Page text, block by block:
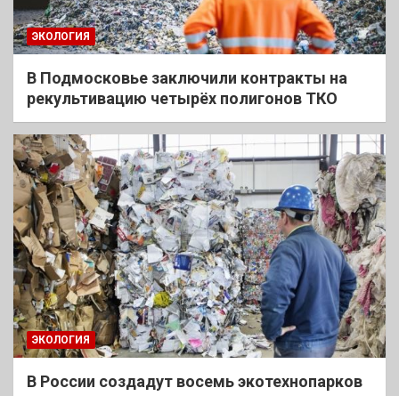
ЭКОЛОГИЯ
В Подмосковье заключили контракты на
рекультивацию четырёх полигонов ТКО
ЭКОЛОГИЯ
В России создадут восемь экотехнопарков